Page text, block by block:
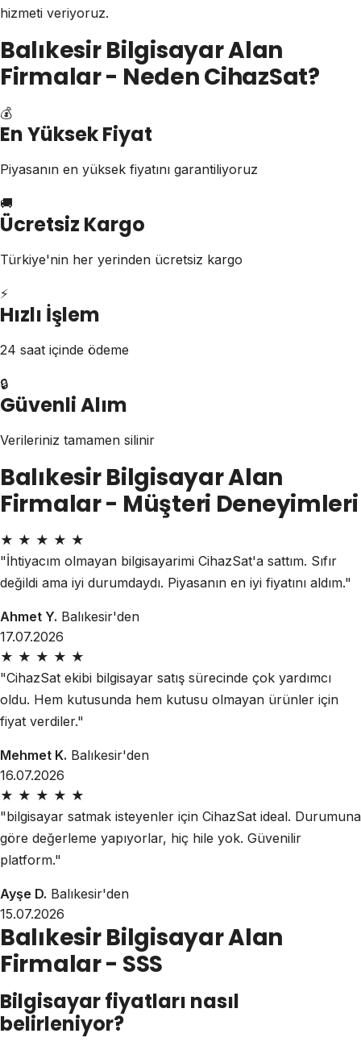
hizmeti veriyoruz.
Balıkesir Bilgisayar Alan
Firmalar - Neden CihazSat?
💰
En Yüksek Fiyat
Piyasanın en yüksek fiyatını garantiliyoruz
🚚
Ücretsiz Kargo
Türkiye'nin her yerinden ücretsiz kargo
⚡
Hızlı İşlem
24 saat içinde ödeme
🔒
Güvenli Alım
Verileriniz tamamen silinir
Balıkesir Bilgisayar Alan
Firmalar - Müşteri Deneyimleri
★ ★ ★ ★ ★
"İhtiyacım olmayan bilgisayarimi CihazSat'a sattım. Sıfır
değildi ama iyi durumdaydı. Piyasanın en iyi fiyatını aldım."
Ahmet Y. Balıkesir'den
17.07.2026
★ ★ ★ ★ ★
"CihazSat ekibi bilgisayar satış sürecinde çok yardımcı
oldu. Hem kutusunda hem kutusu olmayan ürünler için
fiyat verdiler."
Mehmet K. Balıkesir'den
16.07.2026
★ ★ ★ ★ ★
"bilgisayar satmak isteyenler için CihazSat ideal. Durumuna
göre değerleme yapıyorlar, hiç hile yok. Güvenilir
platform."
Ayşe D. Balıkesir'den
15.07.2026
Balıkesir Bilgisayar Alan
Firmalar - SSS
Bilgisayar fiyatları nasıl
belirleniyor?